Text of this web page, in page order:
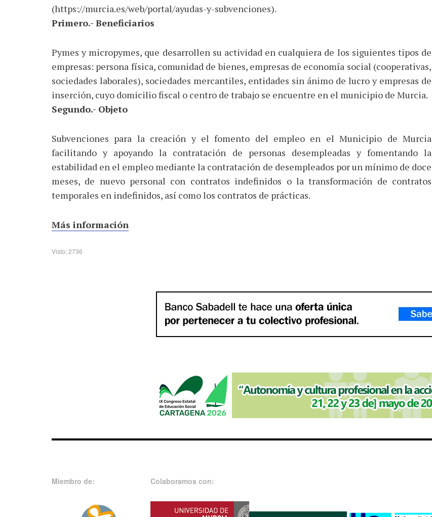
(https://murcia.es/web/portal/ayudas-y-subvenciones).
Primero.- Beneficiarios
Pymes y micropymes, que desarrollen su actividad en cualquiera de los siguientes tipos de
empresas: persona física, comunidad de bienes, empresas de economía social (cooperativas,
sociedades laborales), sociedades mercantiles, entidades sin ánimo de lucro y empresas de
inserción, cuyo domicilio fiscal o centro de trabajo se encuentre en el municipio de Murcia.
Segundo.- Objeto
Subvenciones para la creación y el fomento del empleo en el Municipio de Murcia
facilitando y apoyando la contratación de personas desempleadas y fomentando la
estabilidad en el empleo mediante la contratación de desempleados por un mínimo de doce
meses, de nuevo personal con contratos indefinidos o la transformación de contratos
temporales en indefinidos, así como los contratos de prácticas.
Más información
Visto: 2736
Miembro de: Colaboramos con: